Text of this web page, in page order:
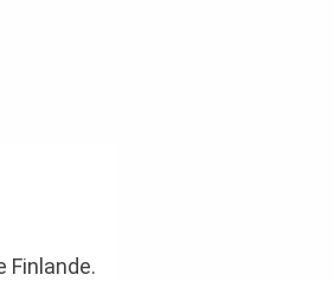
Finlande.